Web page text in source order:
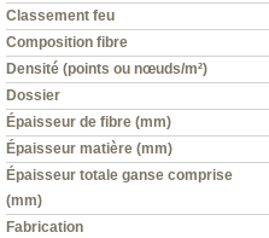
Classement feu
Composition fibre
Densité (points ou nœuds/m²)
Dossier
Épaisseur de fibre (mm)
Épaisseur matière (mm)
Épaisseur totale ganse comprise
(mm)
Fabrication